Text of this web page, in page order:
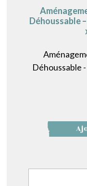
Déhoussable –
Déhoussable